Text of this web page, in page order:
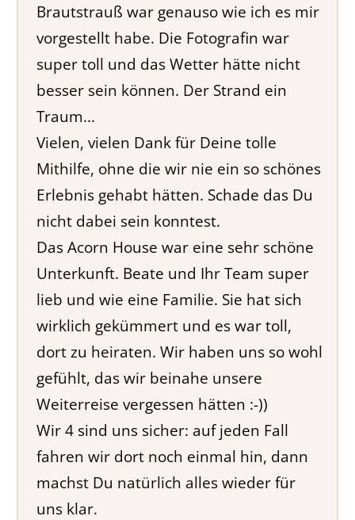
Brautstrauß war genauso wie ich es mir
vorgestellt habe. Die Fotografin war
super toll und das Wetter hätte nicht
besser sein können. Der Strand ein
Traum...
Vielen, vielen Dank für Deine tolle
Mithilfe, ohne die wir nie ein so schönes
Erlebnis gehabt hätten. Schade das Du
nicht dabei sein konntest.
Das Acorn House war eine sehr schöne
Unterkunft. Beate und Ihr Team super
lieb und wie eine Familie. Sie hat sich
wirklich gekümmert und es war toll,
dort zu heiraten. Wir haben uns so wohl
gefühlt, das wir beinahe unsere
Weiterreise vergessen hätten :-))
Wir 4 sind uns sicher: auf jeden Fall
fahren wir dort noch einmal hin, dann
machst Du natürlich alles wieder für
uns klar.